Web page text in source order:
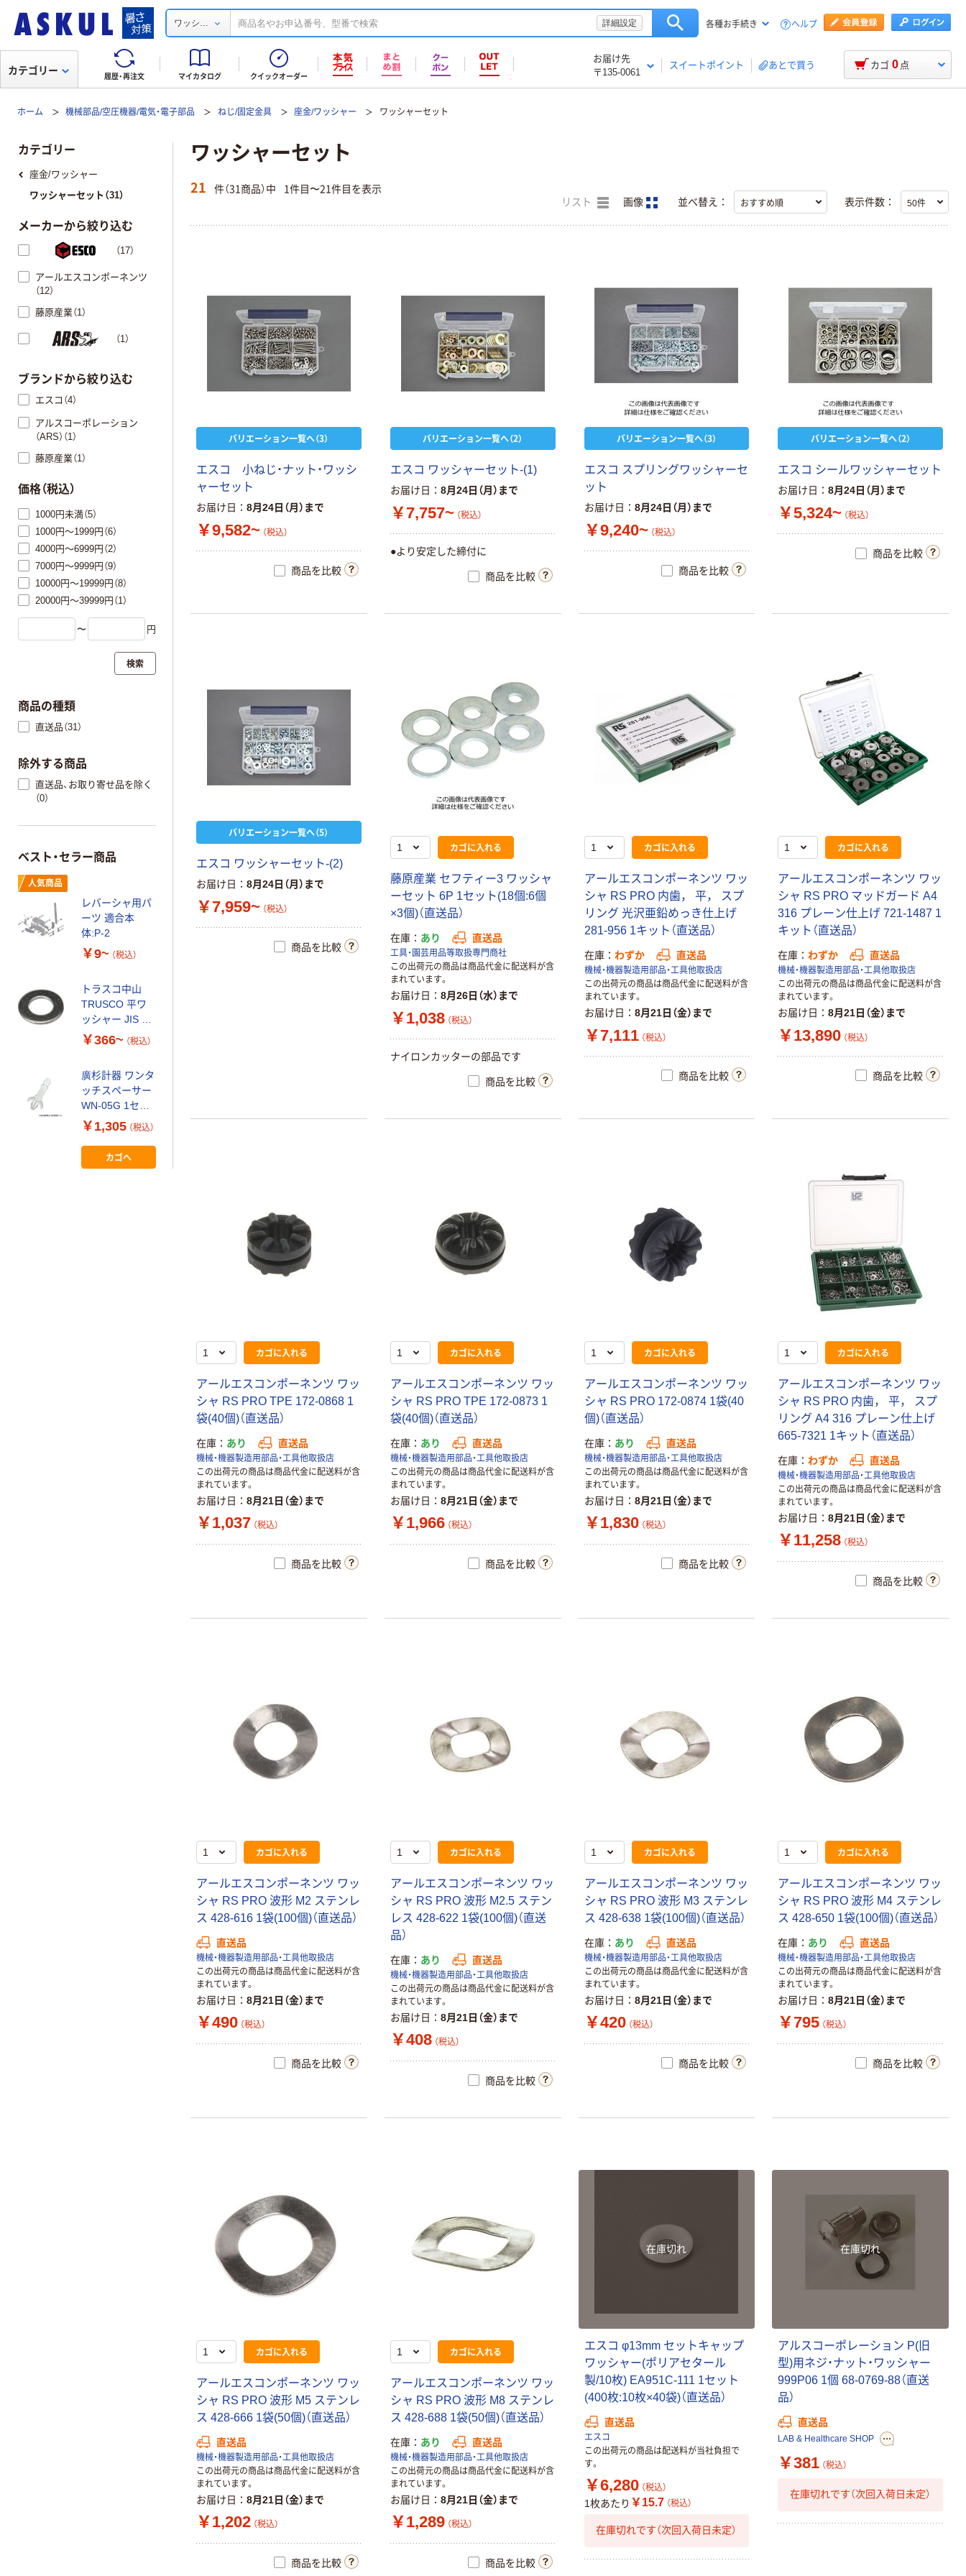
ワッシ... 詳細設定 各種お手続き ヘルプ
履歴・再注文 マイカタログ クイックオーダー
お届け先
〒135-0061
スイートポイント あとで買う
カテゴリー カゴ 0 点
ホーム 機械部品/空圧機器/電気・電子部品 ねじ/固定金具 座金/ワッシャー ワッシャーセット
ワッシャーセット
21 件（31商品）中 1件目〜21件目を表示
リスト 画像 並べ替え： 表示件数：
バリエーション一覧へ（3）
エスコ 小ねじ・ナット・ワッシ
ャーセット
お届け日 8月24日（月）まで
￥9,582~ （税込）
商品を比較
バリエーション一覧へ（2）
エスコ ワッシャーセット-(1)
お届け日 8月24日（月）まで
￥7,757~ （税込）
●より安定した締付に
商品を比較
バリエーション一覧へ（3）
エスコ スプリングワッシャーセ
ット
お届け日 8月24日（月）まで
￥9,240~ （税込）
商品を比較
バリエーション一覧へ（2）
エスコ シールワッシャーセット
お届け日 8月24日（月）まで
￥5,324~ （税込）
商品を比較
バリエーション一覧へ（5）
エスコ ワッシャーセット-(2)
お届け日 8月24日（月）まで
￥7,959~ （税込）
商品を比較
カゴに入れる
藤原産業 セフティー3 ワッシャ
ーセット 6P 1セット(18個:6個
×3個)（直送品）
在庫 あり 直送品
工具・園芸用品等取扱専門商社
この出荷元の商品は商品代金に配送料が含
まれています。
お届け日 8月26日（水）まで
￥1,038 （税込）
ナイロンカッターの部品です
商品を比較
カゴに入れる
アールエスコンポーネンツ ワッ
シャ RS PRO 内歯， 平， スプ
リング 光沢亜鉛めっき仕上げ
281-956 1キット（直送品）
在庫 わずか 直送品
機械・機器製造用部品・工具他取扱店
この出荷元の商品は商品代金に配送料が含
まれています。
お届け日 8月21日（金）まで
￥7,111 （税込）
商品を比較
カゴに入れる
アールエスコンポーネンツ ワッ
シャ RS PRO マッドガード A4
316 プレーン仕上げ 721-1487 1
キット（直送品）
在庫 わずか 直送品
機械・機器製造用部品・工具他取扱店
この出荷元の商品は商品代金に配送料が含
まれています。
お届け日 8月21日（金）まで
￥13,890 （税込）
商品を比較
カゴに入れる
アールエスコンポーネンツ ワッ
シャ RS PRO TPE 172-0868 1
袋(40個)（直送品）
在庫 あり 直送品
機械・機器製造用部品・工具他取扱店
この出荷元の商品は商品代金に配送料が含
まれています。
お届け日 8月21日（金）まで
￥1,037 （税込）
商品を比較
カゴに入れる
アールエスコンポーネンツ ワッ
シャ RS PRO TPE 172-0873 1
袋(40個)（直送品）
在庫 あり 直送品
機械・機器製造用部品・工具他取扱店
この出荷元の商品は商品代金に配送料が含
まれています。
お届け日 8月21日（金）まで
￥1,966 （税込）
商品を比較
カゴに入れる
アールエスコンポーネンツ ワッ
シャ RS PRO 172-0874 1袋(40
個)（直送品）
在庫 あり 直送品
機械・機器製造用部品・工具他取扱店
この出荷元の商品は商品代金に配送料が含
まれています。
お届け日 8月21日（金）まで
￥1,830 （税込）
商品を比較
カゴに入れる
アールエスコンポーネンツ ワッ
シャ RS PRO 内歯， 平， スプ
リング A4 316 プレーン仕上げ
665-7321 1キット（直送品）
在庫 わずか 直送品
機械・機器製造用部品・工具他取扱店
この出荷元の商品は商品代金に配送料が含
まれています。
お届け日 8月21日（金）まで
￥11,258 （税込）
商品を比較
カゴに入れる
アールエスコンポーネンツ ワッ
シャ RS PRO 波形 M2 ステンレ
ス 428-616 1袋(100個)（直送品）
直送品
機械・機器製造用部品・工具他取扱店
この出荷元の商品は商品代金に配送料が含
まれています。
お届け日 8月21日（金）まで
￥490 （税込）
商品を比較
カゴに入れる
アールエスコンポーネンツ ワッ
シャ RS PRO 波形 M2.5 ステン
レス 428-622 1袋(100個)（直送
品）
在庫 あり 直送品
機械・機器製造用部品・工具他取扱店
この出荷元の商品は商品代金に配送料が含
まれています。
お届け日 8月21日（金）まで
￥408 （税込）
商品を比較
カゴに入れる
アールエスコンポーネンツ ワッ
シャ RS PRO 波形 M3 ステンレ
ス 428-638 1袋(100個)（直送品）
在庫 あり 直送品
機械・機器製造用部品・工具他取扱店
この出荷元の商品は商品代金に配送料が含
まれています。
お届け日 8月21日（金）まで
￥420 （税込）
商品を比較
カゴに入れる
アールエスコンポーネンツ ワッ
シャ RS PRO 波形 M4 ステンレ
ス 428-650 1袋(100個)（直送品）
在庫 あり 直送品
機械・機器製造用部品・工具他取扱店
この出荷元の商品は商品代金に配送料が含
まれています。
お届け日 8月21日（金）まで
￥795 （税込）
商品を比較
カゴに入れる
アールエスコンポーネンツ ワッ
シャ RS PRO 波形 M5 ステンレ
ス 428-666 1袋(50個)（直送品）
直送品
機械・機器製造用部品・工具他取扱店
この出荷元の商品は商品代金に配送料が含
まれています。
お届け日 8月21日（金）まで
￥1,202 （税込）
商品を比較
カゴに入れる
アールエスコンポーネンツ ワッ
シャ RS PRO 波形 M8 ステンレ
ス 428-688 1袋(50個)（直送品）
在庫 あり 直送品
機械・機器製造用部品・工具他取扱店
この出荷元の商品は商品代金に配送料が含
まれています。
お届け日 8月21日（金）まで
￥1,289 （税込）
商品を比較
在庫切れ
エスコ φ13mm セットキャップ
ワッシャー(ポリアセタール
製/10枚) EA951C-111 1セット
(400枚:10枚×40袋)（直送品）
直送品
エスコ
この出荷元の商品は配送料が当社負担で
す。
￥6,280 （税込）
1枚あたり ￥15.7 （税込）
在庫切れです（次回入荷日未定）
在庫切れ
アルスコーポレーション P(旧
型)用ネジ・ナット・ワッシャー
999P06 1個 68-0769-88（直送
品）
直送品
LAB & Healthcare SHOP
￥381 （税込）
在庫切れです（次回入荷日未定）
カテゴリー
座金/ワッシャー
ワッシャーセット（31）
メーカーから絞り込む
（17）
アールエスコンポーネンツ
（12）
藤原産業（1）
（1）
ブランドから絞り込む
エスコ（4）
アルスコーポレーション
（ARS）（1）
藤原産業（1）
価格（税込）
1000円未満（5）
1000円～1999円（6）
4000円～6999円（2）
7000円～9999円（9）
10000円～19999円（8）
20000円～39999円（1）
〜 円
検索
商品の種類
直送品（31）
除外する商品
直送品、お取り寄せ品を除く
（0）
ベスト・セラー商品
人気商品
レバーシャ用パ
ーツ 適合本
体:P-2
￥9~ （税込）
トラスコ中山
TRUSCO 平ワ
ッシャー JIS ス
テンレス Y817
￥366~ （税込）
廣杉計器 ワンタ
ッチスペーサー
WN-05G 1セッ
ト(50個)（直送
￥1,305 （税込）
カゴへ